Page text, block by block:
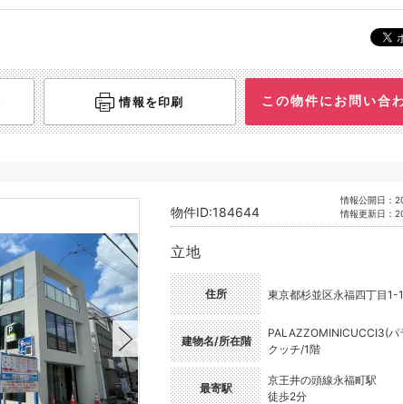
情報を印刷 この物件にお問い合
物件ID:184644
情報公開日：
情報更新日：
立地
住所 東京都杉並区永福四丁目1-
建物名/所在階
PALAZZOMINICUCCI3(パ
クッチ/1階
最寄駅
京王井の頭線永福町駅
徒歩2分